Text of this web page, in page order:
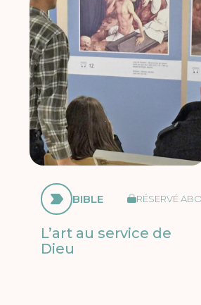
BIBLE RÉSERVÉ
L’art au service de
Dieu